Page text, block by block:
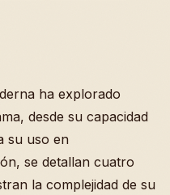
ha explorado
desde su capacidad
su uso en
se detallan cuatro
la complejidad de su